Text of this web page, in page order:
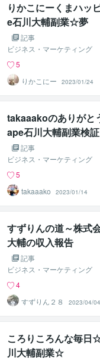
りかこにーくまハ
e石川大輔副業☆夢
記事
ビジネス・マーケティング
5
りかこにー
2023/01/24
takaaakoのありが
ape石川大輔副業検証
記事
ビジネス・マーケティング
5
takaaako
2023/01/14
すずりんの道～株式
大輔の収入報告
記事
ビジネス・マーケティング
4
すずりん２８
2023/04/04
ころりころんな毎
川大輔副業☆